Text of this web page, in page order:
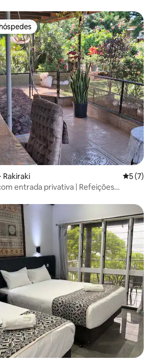
preferidos dos hóspedes
Rakiraki 5 de
5 (7)
entrada privativa | Refeições